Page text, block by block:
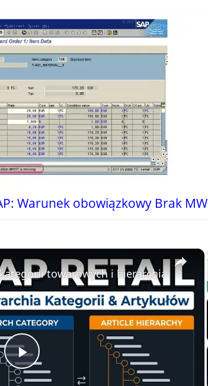
Warunek obowiązkowy Brak
×
P
towarowych i hierarchia